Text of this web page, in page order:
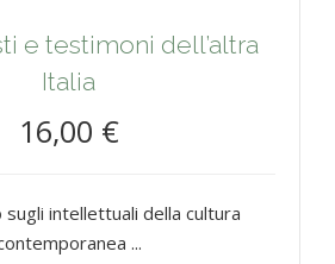
e testimoni dell’altra
Italia
16,00 €
sugli intellettuali della cultura
...